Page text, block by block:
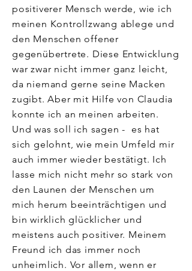
positiverer Mensch werde, wie ich
meinen Kontrollzwang ablege und
den Menschen offener
gegenübertrete. Diese Entwicklung
war zwar nicht immer ganz leicht,
da niemand gerne seine Macken
zugibt. Aber mit Hilfe von Claudia
konnte ich an meinen arbeiten.
Und was soll ich sagen - es hat
sich gelohnt, wie mein Umfeld mir
auch immer wieder bestätigt. Ich
lasse mich nicht mehr so stark von
den Launen der Menschen um
mich herum beeinträchtigen und
bin wirklich glücklicher und
meistens auch positiver. Meinem
Freund ich das immer noch
unheimlich. Vor allem, wenn er